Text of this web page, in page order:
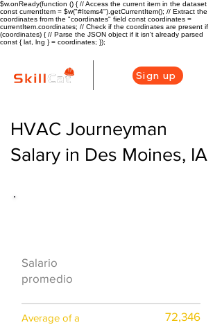
$w.onReady(function () { // Access the current item in the dataset
const currentItem = $w("#Items4").getCurrentItem(); // Extract the
coordinates from the "coordinates" field const coordinates =
currentItem.coordinates; // Check if the coordinates are present if
(coordinates) { // Parse the JSON object if it isn't already parsed
const { lat, lng } = coordinates; });
Sign up
HVAC Journeyman
Salary in Des Moines, IA
Salario
promedio
Average of a
72,346